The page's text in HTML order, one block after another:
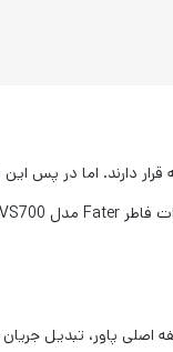
دارند. اما در پس